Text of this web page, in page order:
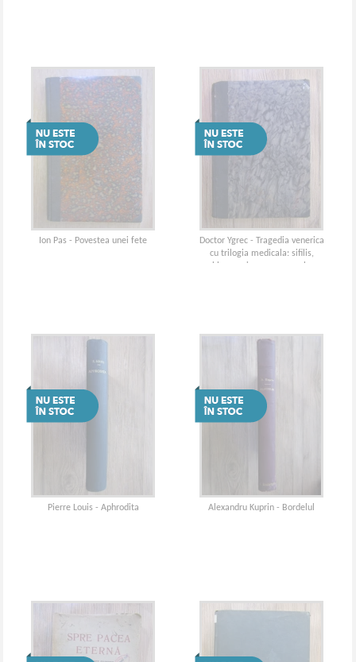
Ion Pas - Povestea unei fete
Doctor Ygrec - Tragedia venerica
cu trilogia medicala: sifilis,
blenoragie, sancru moale
Pierre Louis - Aphrodita Alexandru Kuprin - Bordelul